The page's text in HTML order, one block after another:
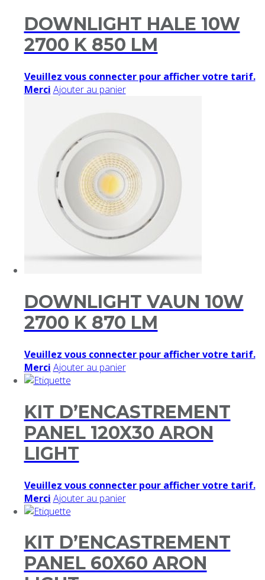
DOWNLIGHT HALE 10W
2700 K 850 LM
Veuillez vous connecter pour afficher votre tarif.
Merci Ajouter au panier
DOWNLIGHT VAUN 10W
2700 K 870 LM
Veuillez vous connecter pour afficher votre tarif.
Merci Ajouter au panier
KIT D’ENCASTREMENT
PANEL 120X30 ARON
LIGHT
Veuillez vous connecter pour afficher votre tarif.
Merci Ajouter au panier
KIT D’ENCASTREMENT
PANEL 60X60 ARON